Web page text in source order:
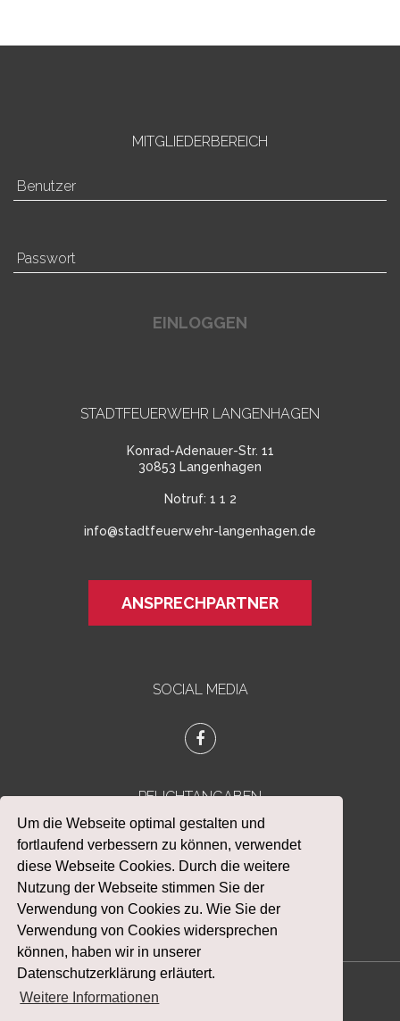
Um die Webseite optimal gestalten und
fortlaufend verbessern zu können, verwendet
diese Webseite Cookies. Durch die weitere
Nutzung der Webseite stimmen Sie der
Verwendung von Cookies zu. Wie Sie der
Verwendung von Cookies widersprechen
können, haben wir in unserer
Datenschutzerklärung erläutert.
Weitere Informationen
MITGLIEDERBEREICH
EINLOGGEN
STADTFEUERWEHR LANGENHAGEN
Konrad-Adenauer-Str. 11
30853 Langenhagen
Notruf: 1 1 2
info@stadtfeuerwehr-langenhagen.de
ANSPRECHPARTNER
SOCIAL MEDIA
PFLICHTANGABEN
Datenschutz
Impressum